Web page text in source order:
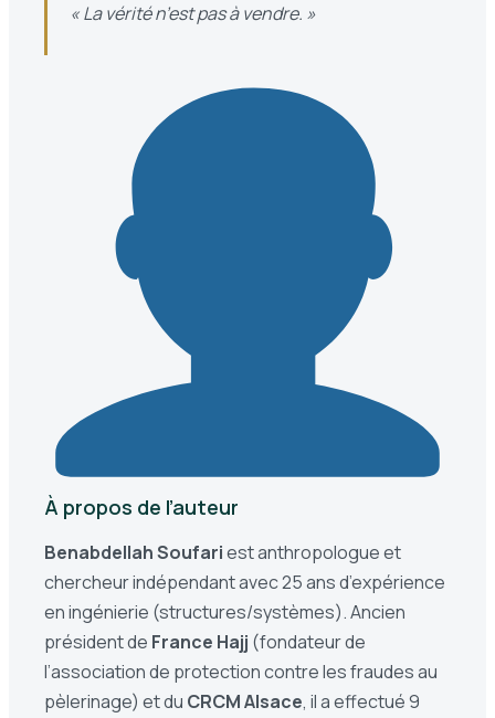
« La vérité n’est pas à vendre. »
À propos de l’auteur
Benabdellah Soufariest anthropologue et
chercheur indépendant avec 25 ans d’expérience
en ingénierie (structures/systèmes). Ancien
président de France Hajj (fondateur de
l’association de protection contre les fraudes au
pèlerinage) et du CRCM Alsace, il a effectué 9